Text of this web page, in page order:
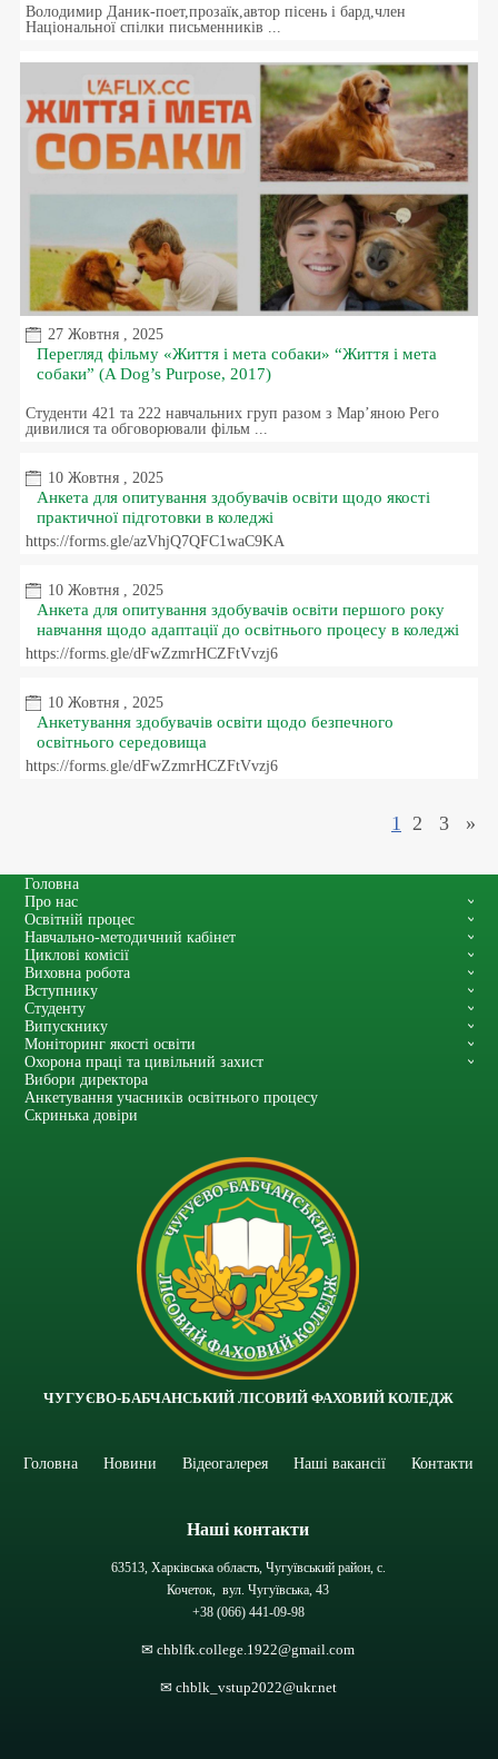
Володимир Даник-поет,прозаїк,автор пісень і бард,член
Національної спілки письменників ...
27 Жовтня , 2025
Перегляд фільму «Життя і мета собаки» “Життя і мета
собаки” (A Dog’s Purpose, 2017)
Студенти 421 та 222 навчальних груп разом з Мар’яною Рего
дивилися та обговорювали фільм ...
10 Жовтня , 2025
Анкета для опитування здобувачів освіти щодо якості
практичної підготовки в коледжі
https://forms.gle/azVhjQ7QFC1waC9KA
10 Жовтня , 2025
Анкета для опитування здобувачів освіти першого року
навчання щодо адаптації до освітнього процесу в коледжі
https://forms.gle/dFwZzmrHCZFtVvzj6
10 Жовтня , 2025
Анкетування здобувачів освіти щодо безпечного
освітнього середовища
https://forms.gle/dFwZzmrHCZFtVvzj6
1 2 3 »
Головна
Про нас
Освітній процес
Навчально-методичний кабінет
Циклові комісії
Виховна робота
Вступнику
Студенту
Випускнику
Моніторинг якості освіти
Охорона праці та цивільний захист
Вибори директора
Анкетування учасників освітнього процесу
Скринька довіри
ЧУГУЄВО-БАБЧАНСЬКИЙ ЛІСОВИЙ ФАХОВИЙ КОЛЕДЖ
Головна Новини Відеогалерея Наші вакансії Контакти
Наші контакти
63513, Харківська область, Чугуївський район, с.
Кочеток, вул. Чугуївська, 43
+38 (066) 441-09-98
✉ chblfk.college.1922@gmail.com
✉ chblk_vstup2022@ukr.net